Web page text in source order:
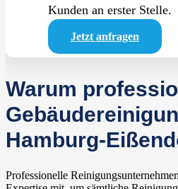
Kunden an erster Stelle.
Jetzt anfragen
Warum
Hamburg-
Professionelle